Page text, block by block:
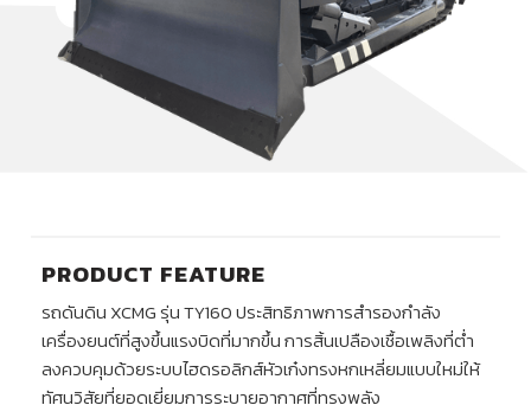
PRODUCT FEATURE
รถดันดิน XCMG รุ่น TY160 ประสิทธิภาพการสำรองกำลัง
เครื่องยนต์ที่สูงขึ้นแรงบิดที่มากขึ้น การสิ้นเปลืองเชื้อเพลิงที่ต่ำ
ลงควบคุมด้วยระบบไฮดรอลิกส์หัวเก๋งทรงหกเหลี่ยมแบบใหม่ให้
ทัศนวิสัยที่ยอดเยี่ยมการระบายอากาศที่ทรงพลัง